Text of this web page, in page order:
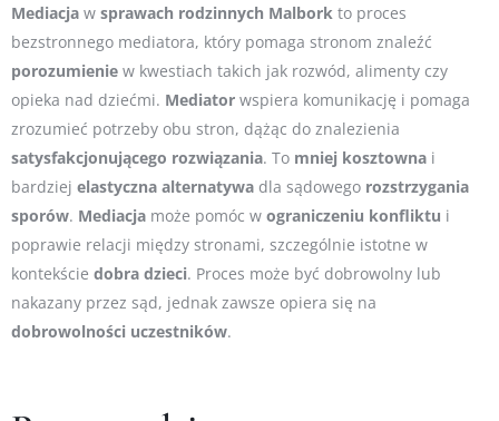
Mediacja w sprawach rodzinnych Malbork to proces
bezstronnego mediatora, który pomaga stronom znaleźć
porozumienie w kwestiach takich jak rozwód, alimenty czy
opieka nad dziećmi. Mediator wspiera komunikację i pomaga
zrozumieć potrzeby obu stron, dążąc do znalezienia
satysfakcjonującego rozwiązania. To mniej kosztowna i
bardziej elastyczna alternatywa dla sądowego rozstrzygania
sporów. Mediacja może pomóc w ograniczeniu konfliktu i
poprawie relacji między stronami, szczególnie istotne w
kontekście dobra dzieci. Proces może być dobrowolny lub
nakazany przez sąd, jednak zawsze opiera się na
dobrowolności uczestników.